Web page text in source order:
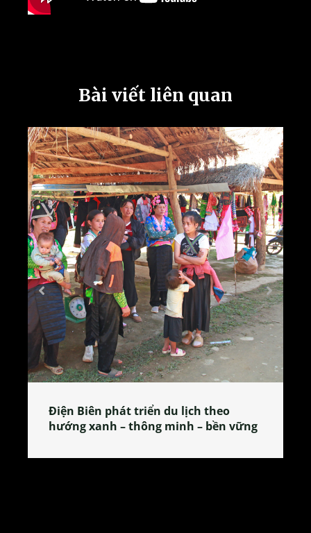
Bài viết liên quan
Làng làm bánh tẻ Phú Nhi – nơi lan
tỏa đặc sản xứ Đoài